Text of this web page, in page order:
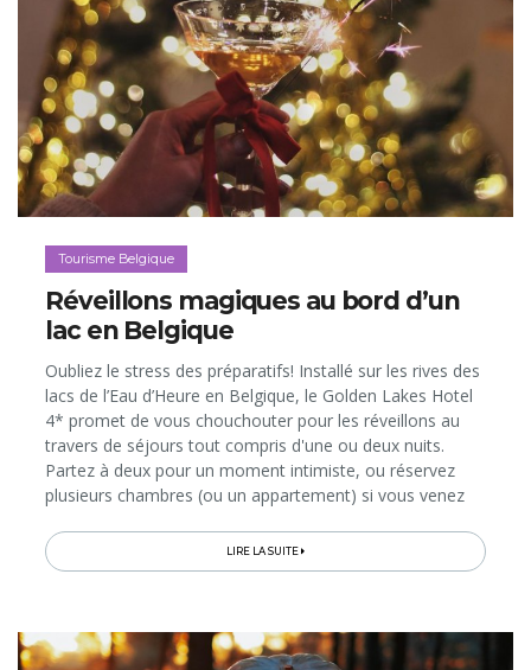
Tourisme Belgique
Réveillons magiques au bord d’un
lac en Belgique
Oubliez le stress des préparatifs! Installé sur les rives des
lacs de l’Eau d’Heure en Belgique, le Golden Lakes Hotel
4* promet de vous chouchouter pour les réveillons au
travers de séjours tout compris d'une ou deux nuits.
Partez à deux pour un moment intimiste, ou réservez
plusieurs chambres (ou un appartement) si vous venez
LIRE LA SUITE